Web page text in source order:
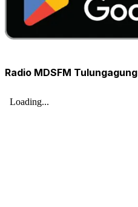
Radio MDSFM Tulungagung